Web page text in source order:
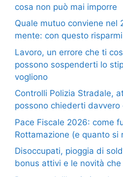
cosa non può mai imporre
Quale mutuo conviene nel
mente: con questo
Lavoro, un errore che ti
possono sospenderti lo
vogliono
Controlli Polizia Stradale,
possono chiederti davvero
Pace Fiscale 2026: come
Rottamazione (e quanto si
Disoccupati, pioggia di
bonus attivi e le novità